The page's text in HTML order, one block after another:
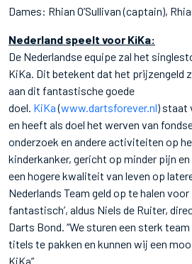
Dames: Rhian O’Sullivan (captain),
Nederland speelt voor KiKa:
De Nederlandse equipe zal het
KiKa. Dit betekent dat het prijzengeld
aan dit fantastische goede
doel. KiKa(www.dartsforever.nl) staat
en heeft als doel het werven van
onderzoek en andere activiteiten op
kinderkanker, gericht op minder pijn
een hogere kwaliteit van leven op
Nederlands Team geld op te halen
fantastisch’, aldus Niels de Ruiter,
Darts Bond. “We sturen een sterk
titels te pakken en kunnen wij een
KiKa”.